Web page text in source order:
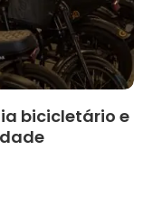
bicicletário e